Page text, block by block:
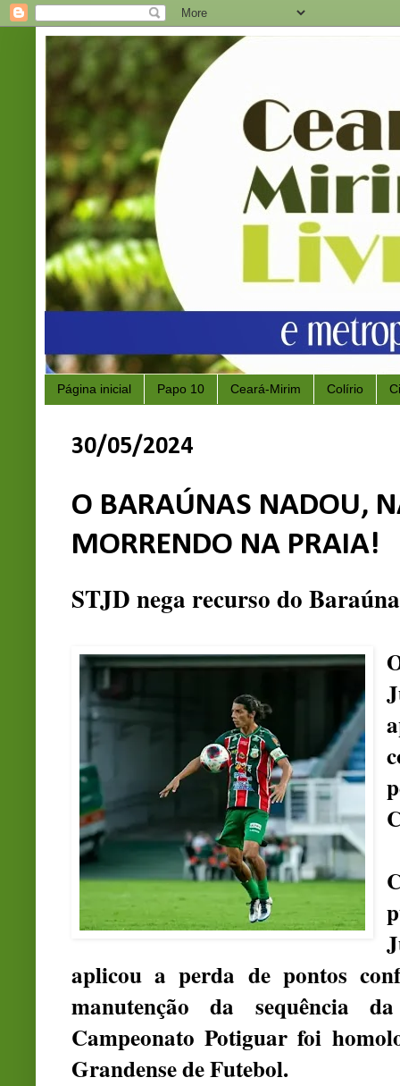
Página inicial Papo 10 Ceará-Mirim Colírio
30/05/2024
O BARAÚNAS NADOU,
MORRENDO NA PRAIA!
STJD nega recurso do
aplicou a perda de pontos
manutenção da sequência
Campeonato Potiguar foi
Grandense de Futebol.